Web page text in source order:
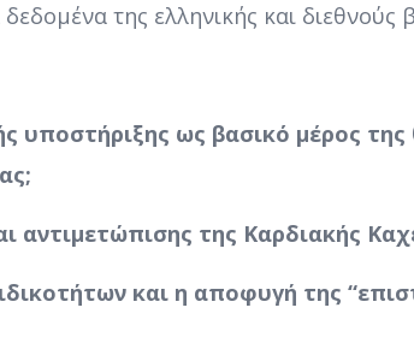
της ελληνικής και
υποστήριξης ως βασικό μέρος
αντιμετώπισης της Καρδιακής
και η αποφυγή της